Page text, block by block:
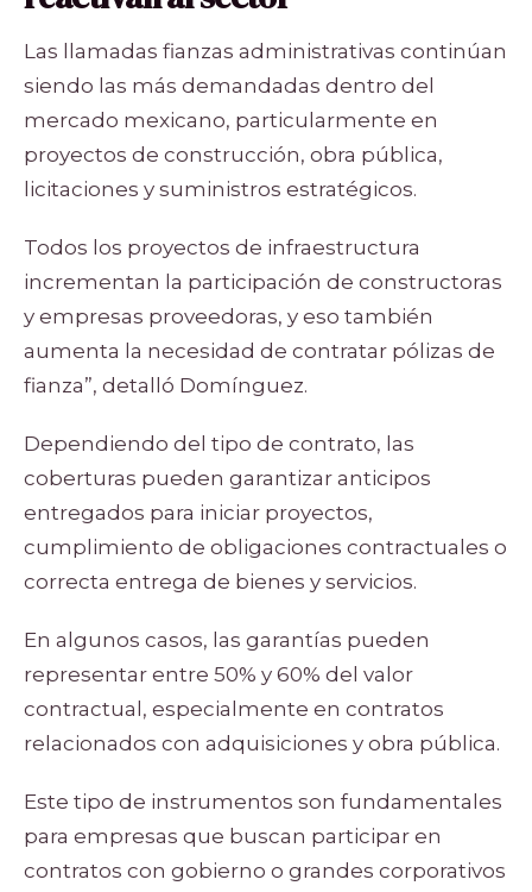
Las llamadas fianzas administrativas continúan
siendo las más demandadas dentro del
mercado mexicano, particularmente en
proyectos de construcción, obra pública,
licitaciones y suministros estratégicos.
Todos los proyectos de infraestructura
incrementan la participación de constructoras
y empresas proveedoras, y eso también
aumenta la necesidad de contratar pólizas de
fianza”, detalló Domínguez.
Dependiendo del tipo de contrato, las
coberturas pueden garantizar anticipos
entregados para iniciar proyectos,
cumplimiento de obligaciones contractuales o
correcta entrega de bienes y servicios.
En algunos casos, las garantías pueden
representar entre 50% y 60% del valor
contractual, especialmente en contratos
relacionados con adquisiciones y obra pública.
Este tipo de instrumentos son fundamentales
para empresas que buscan participar en
contratos con gobierno o grandes corporativos